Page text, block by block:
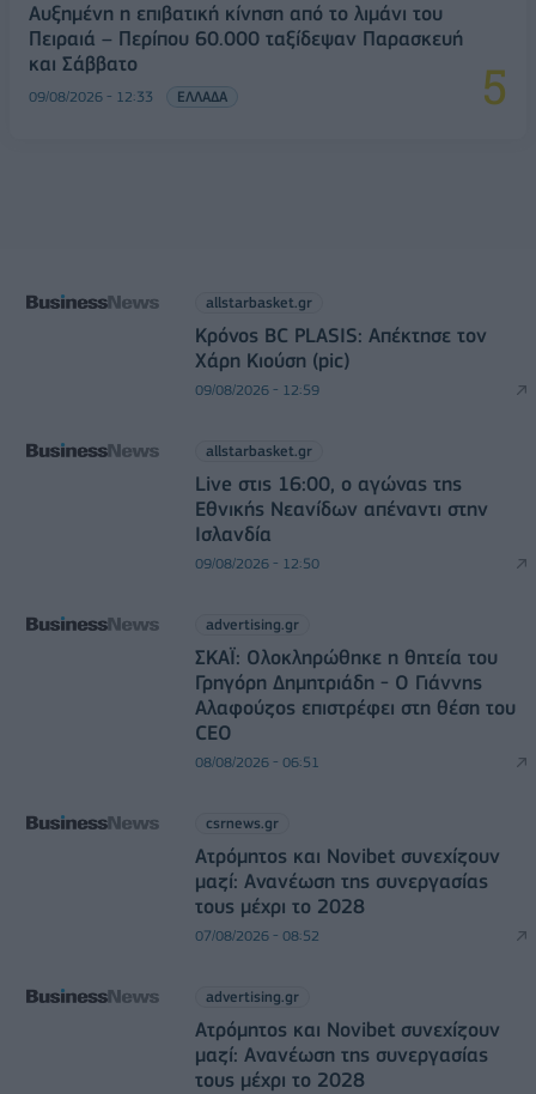
Αυξημένη η επιβατική κίνηση από το λιμάνι του
Πειραιά – Περίπου 60.000 ταξίδεψαν Παρασκευή
και Σάββατο
09/08/2026 - 12:33 ΕΛΛΑΔΑ
allstarbasket.gr
Κρόνος BC PLASIS: Απέκτησε τον
Χάρη Κιούση (pic)
09/08/2026 - 12:59
allstarbasket.gr
Live στις 16:00, ο αγώνας της
Εθνικής Νεανίδων απέναντι στην
Ισλανδία
09/08/2026 - 12:50
advertising.gr
ΣΚΑΪ: Ολοκληρώθηκε η θητεία του
Γρηγόρη Δημητριάδη - Ο Γιάννης
Αλαφούζος επιστρέφει στη θέση του
CEO
08/08/2026 - 06:51
csrnews.gr
Ατρόμητος και Novibet συνεχίζουν
μαζί: Ανανέωση της συνεργασίας
τους μέχρι το 2028
07/08/2026 - 08:52
advertising.gr
Ατρόμητος και Novibet συνεχίζουν
μαζί: Ανανέωση της συνεργασίας
τους μέχρι το 2028